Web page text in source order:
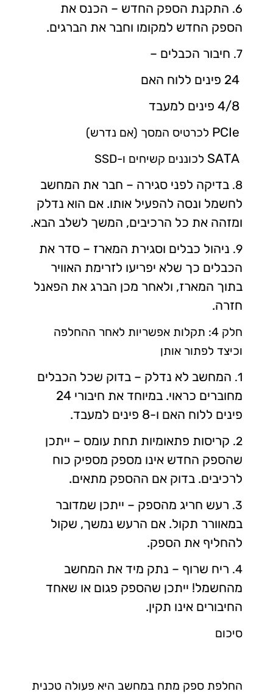
6. התקנת הספק החדש – הכנס את
הספק החדש למקומו וחבר את הברגים.
7. חיבור הכבלים –
לכרטיס המסך (אם נדרש)
לכוננים קשיחים ו-SSD
8. בדיקה לפני סגירה – חבר את המחשב
לחשמל ונסה להפעיל אותו. אם הוא נדלק
ומזהה את כל הרכיבים, המשך לשלב הבא.
9. ניהול כבלים וסגירת המארז – סדר את
הכבלים כך שלא יפריעו לזרימת האוויר
בתוך המארז, ולאחר מכן הברג את הפאנל
חזרה.
חלק 4: תקלות אפשריות לאחר ההחלפה
וכיצד לפתור אותן
1. המחשב לא נדלק – בדוק שכל הכבלים
מחוברים כראוי. במיוחד את חיבורי 24
פינים ללוח האם ו-8 פינים למעבד.
2. קריסות פתאומיות תחת עומס – ייתכן
שהספק החדש אינו מספק מספיק כוח
לרכיבים. בדוק אם ההספק מתאים.
3. רעש חריג מהספק – ייתכן שמדובר
במאוורר תקול. אם הרעש נמשך, שקול
להחליף את הספק.
4. ריח שרוף – נתק מיד את המחשב
מהחשמל! ייתכן שהספק פגום או שאחד
החיבורים אינו תקין.
סיכום
החלפת ספק מתח במחשב היא פעולה טכנית